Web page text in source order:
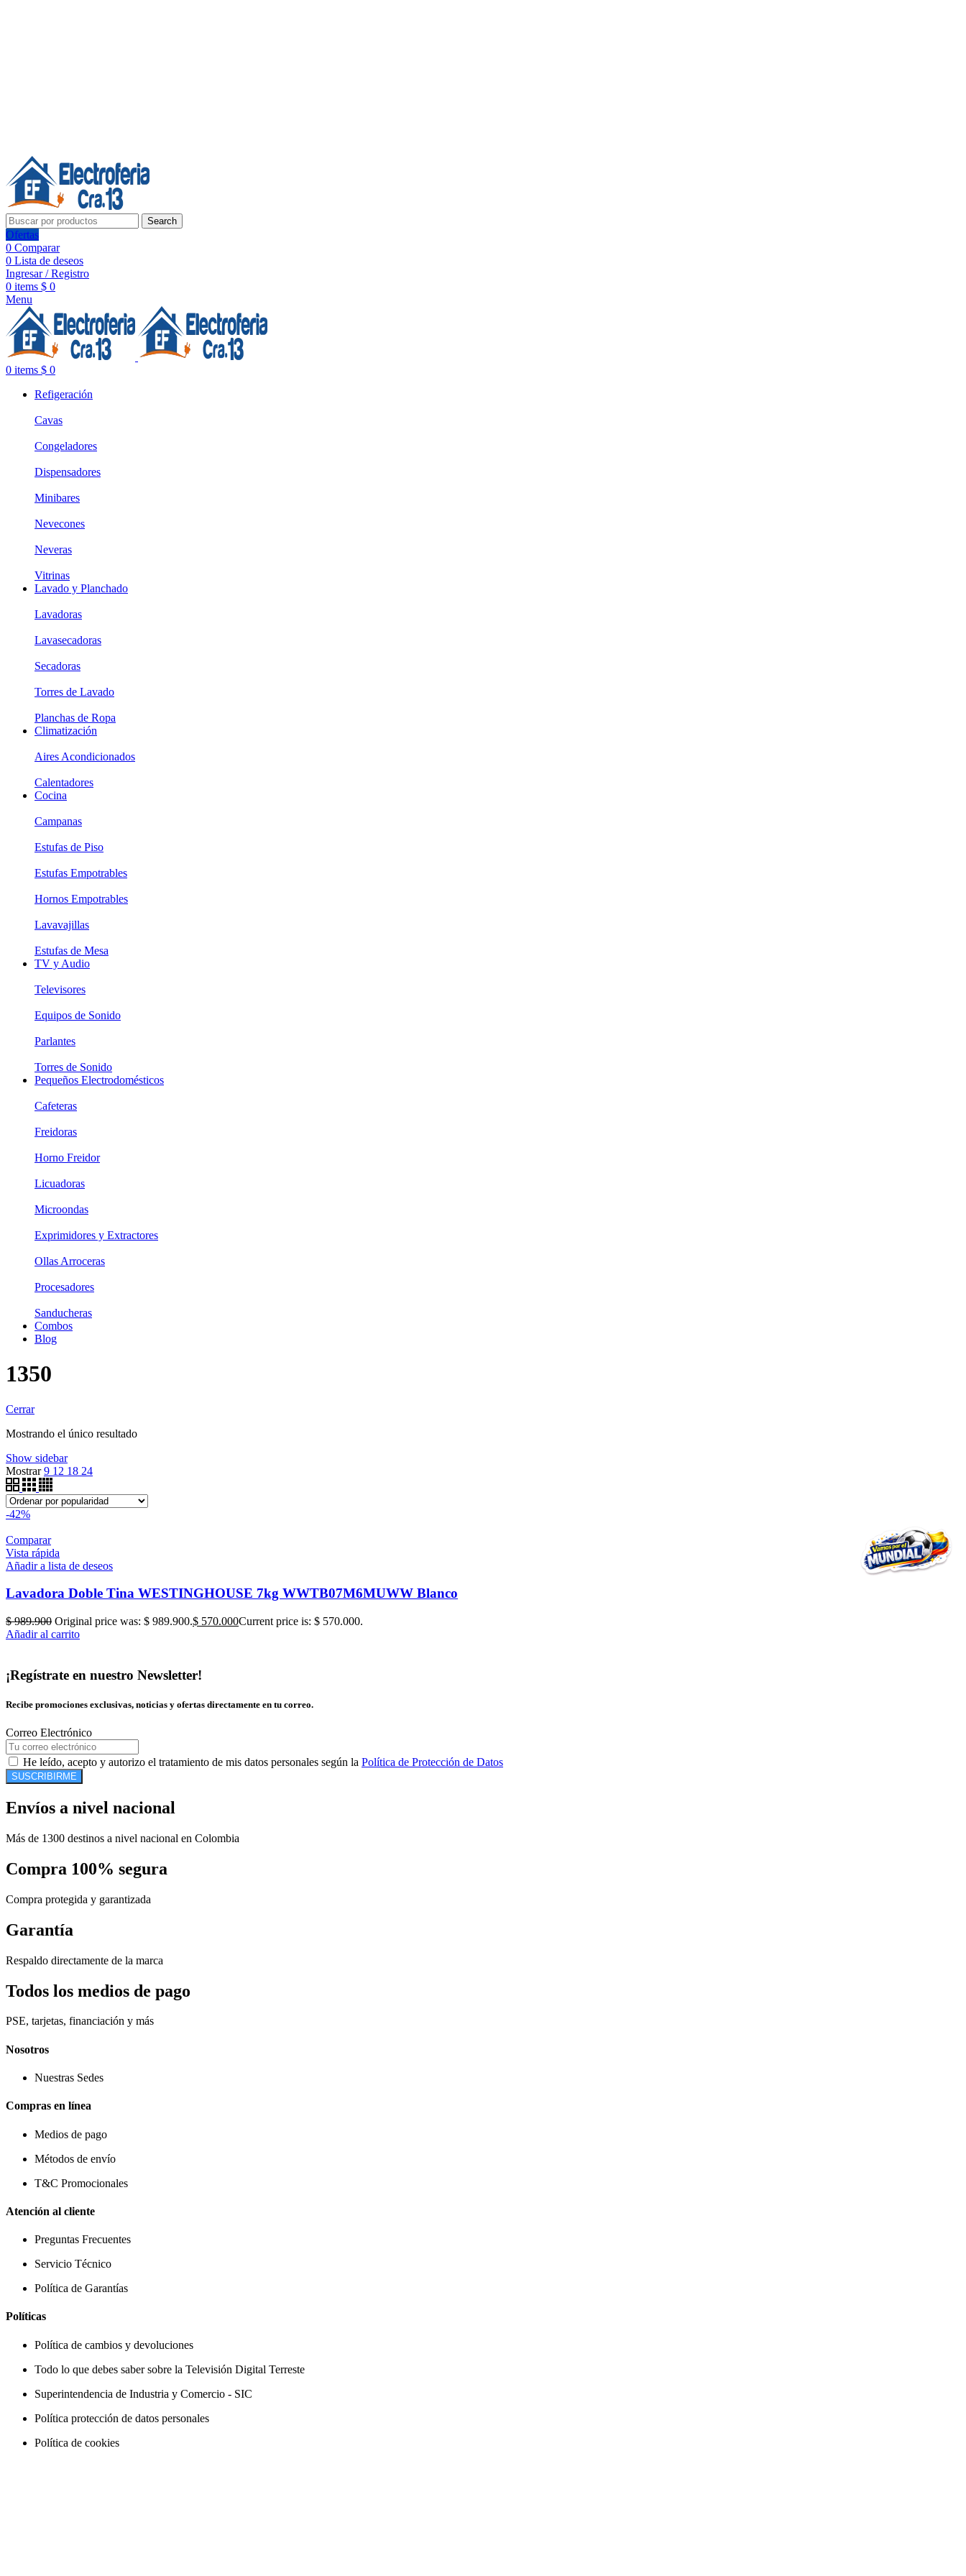
Search
Ofertas
0 Comparar
0 Lista de deseos
Ingresar / Registro
0 items $ 0
Menu
0 items $ 0
Refigeración
Cavas
Congeladores
Dispensadores
Minibares
Nevecones
Neveras
Vitrinas
Lavado y Planchado
Lavadoras
Lavasecadoras
Secadoras
Torres de Lavado
Planchas de Ropa
Climatización
Aires Acondicionados
Calentadores
Cocina
Campanas
Estufas de Piso
Estufas Empotrables
Hornos Empotrables
Lavavajillas
Estufas de Mesa
TV y Audio
Televisores
Equipos de Sonido
Parlantes
Torres de Sonido
Pequeños Electrodomésticos
Cafeteras
Freidoras
Horno Freidor
Licuadoras
Microondas
Exprimidores y Extractores
Ollas Arroceras
Procesadores
Sanducheras
Combos
Blog
1350
Cerrar
Mostrando el único resultado
Show sidebar
Mostrar9 12 18 24
-42%
Comparar
Vista rápida
Añadir a lista de deseos
Lavadora Doble Tina WESTINGHOUSE 7kg WWTB07M6MUWW Blanco
$989.900 Original price was: $ 989.900.$ 570.000Current price is: $ 570.000.
Añadir al carrito
¡Regístrate en nuestro Newsletter!
Recibe promociones exclusivas, noticias y ofertas directamente en tu correo.
Correo Electrónico
He leído, acepto y autorizo el tratamiento de mis datos personales según la Política de Protección de Datos
SUSCRIBIRME
Envíos a nivel nacional
Más de 1300 destinos a nivel nacional en Colombia
Compra 100% segura
Compra protegida y garantizada
Garantía
Respaldo directamente de la marca
Todos los medios de pago
PSE, tarjetas, financiación y más
Nosotros
Nuestras Sedes
Compras en línea
Medios de pago
Métodos de envío
T&C Promocionales
Atención al cliente
Preguntas Frecuentes
Servicio Técnico
Política de Garantías
Políticas
Política de cambios y devoluciones
Todo lo que debes saber sobre la Televisión Digital Terreste
Superintendencia de Industria y Comercio - SIC
Política protección de datos personales
Política de cookies